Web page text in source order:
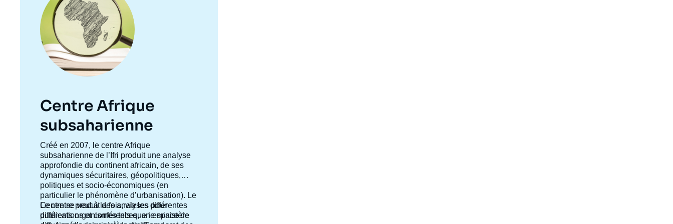
Centre Afrique
subsaharienne
Accroche
centre
Créé en 2007, le centre Afrique
subsaharienne de l’Ifri produit une analyse
approfondie du continent africain, de ses
dynamiques sécuritaires, géopolitiques,
politiques et socio-économiques (en
particulier le phénomène d’urbanisation). Le
Centre se veut à la fois,viales différentes
publications et conférences, un espace de
Le centre produit des analyses pour
différents organismes tels que le ministère